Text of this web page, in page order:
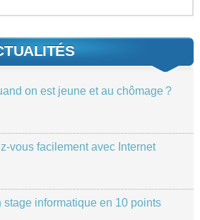
on est jeune et au chômage ?
vous facilement avec Internet
stage informatique en 10 points